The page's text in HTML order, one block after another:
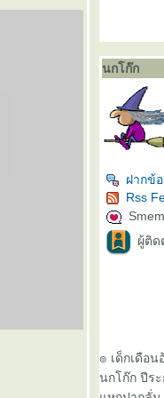
นกโก๊ก
ฝากข้
Rss
ผู้ติด
๏ เด็กเดือ
นกโก๊ก ปีร